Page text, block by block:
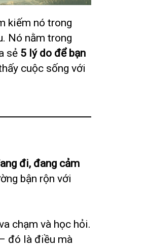
kiếm nó trong
Nó nằm trong
sẻ 5 lý do để bạn
cuộc sống với
đi, đang cảm
bận rộn với
chạm và học hỏi.
đó là điều mà